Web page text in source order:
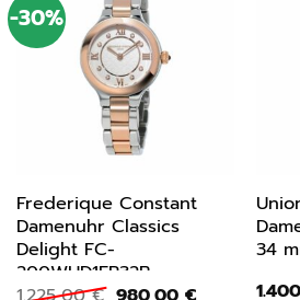
-30%
Frederique Constant
Damenuhr Classics
Delight FC-
200WHD1ER32B
UrsprünglicherAktueller
34